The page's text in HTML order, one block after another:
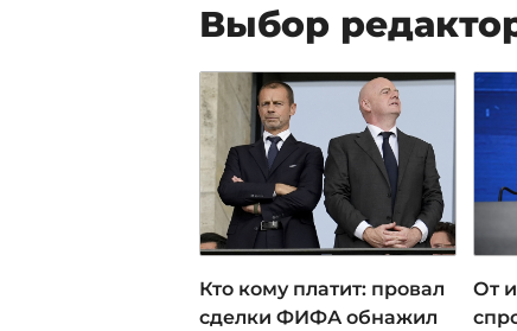
Выбор
Кто кому платит: провал
сделки ФИФА обнажил
От